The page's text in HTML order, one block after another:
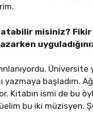
misiniz?
yazmaya başladım.
Kitabın ismi de bu
bu iki müzisyen.